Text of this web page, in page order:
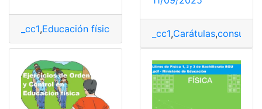
_cc1,Educación física ,formaciones Tipos
_cc1,Carátulas,consultas